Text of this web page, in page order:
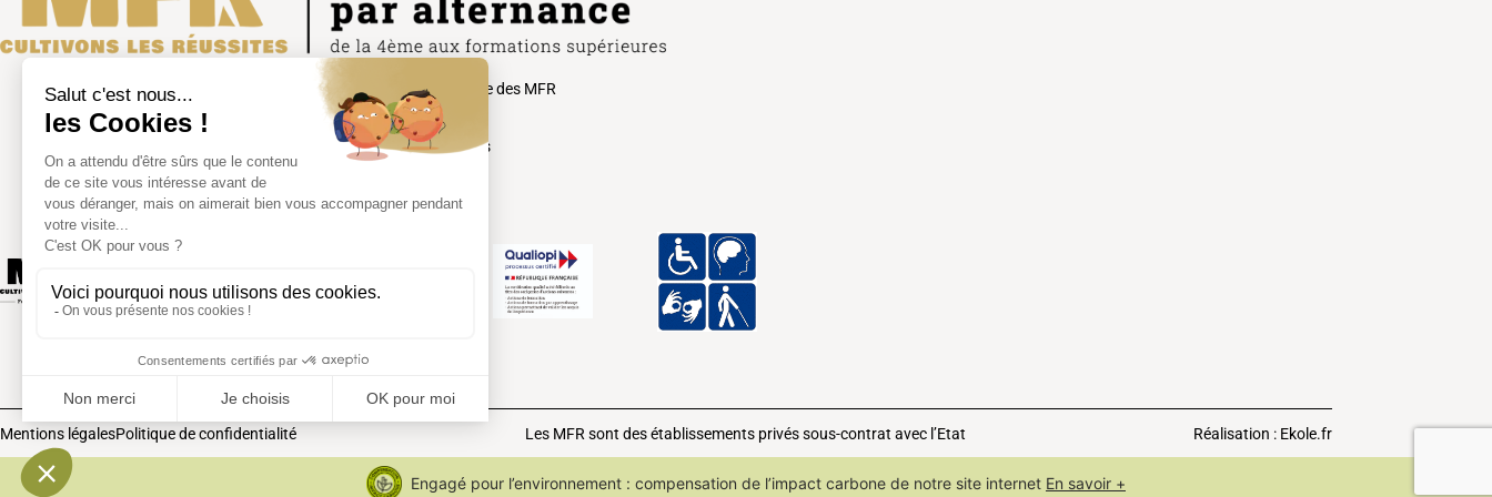
FÉDÉRATION RÉGIONALE
DES MFR DU GRAND EST
61 ter rue St Michel – 55200 COMMERCY
03 29 92 17 10
Site Union nationale des MFR
Nous contacter
Foire aux questions
Mentions légalesPolitique de confidentialité Les MFR sont des établissements privés sous-contrat avec l’Etat Réalisation : Ekole.fr
Engagé pour l’environnement : compensation de l’impact carbone de notre site internet En savoir +